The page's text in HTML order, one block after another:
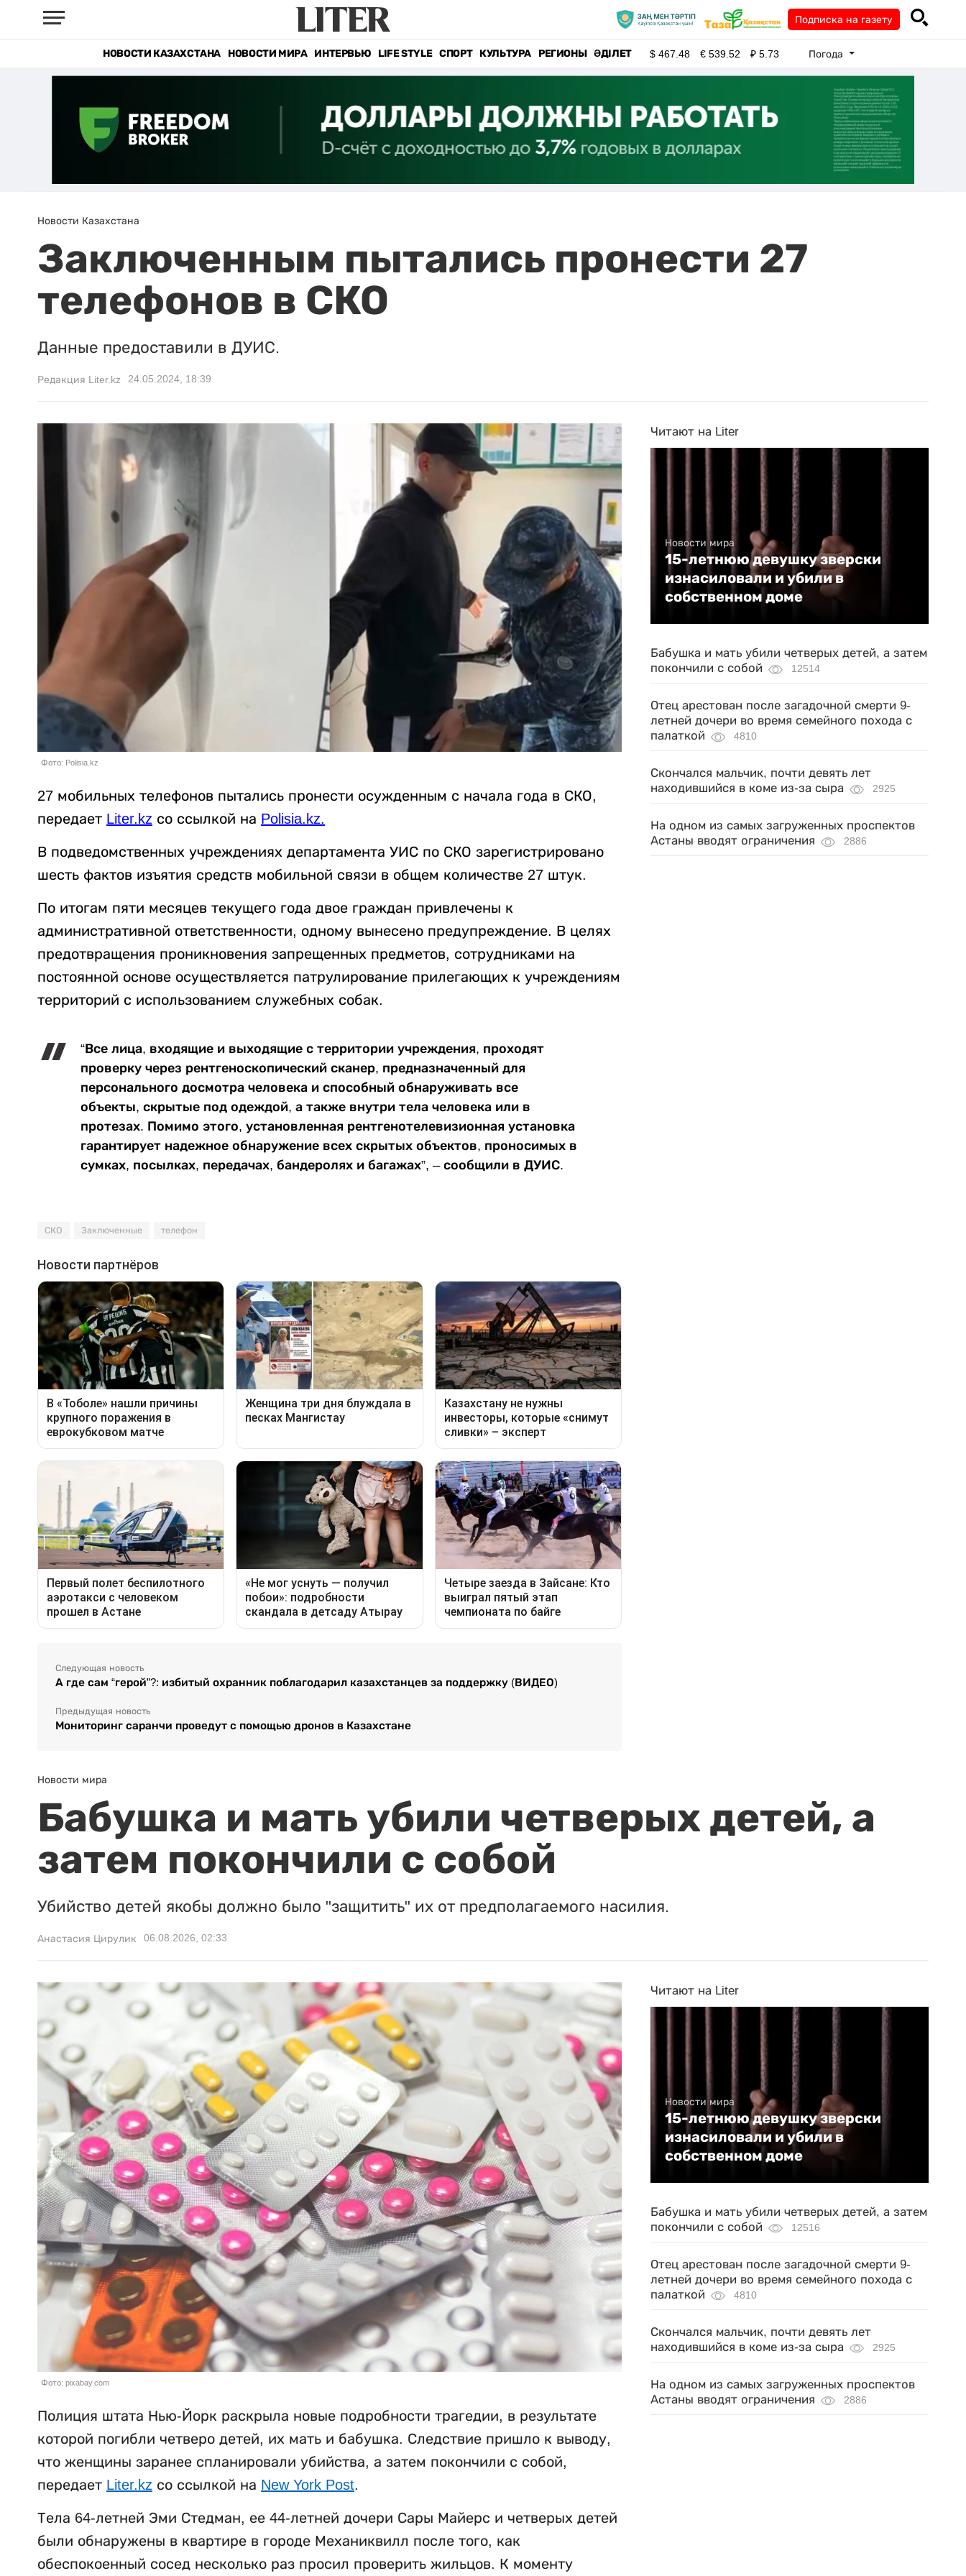
Подписка на газету
НОВОСТИ КАЗАХСТАНА НОВОСТИ МИРА ИНТЕРВЬЮ LIFE STYLE СПОРТ КУЛЬТУРА РЕГИОНЫ ӘДІЛЕТ $467.48 €539.52 ₽5.73 Погода
Новости Казахстана
Заключенным пытались пронести 27
телефонов в СКО
Данные предоставили в ДУИС.
Редакция Liter.kz 24.05.2024, 18:39
Фото: Polisia.kz
27 мобильных телефонов пытались пронести осужденным с начала года в СКО,
передает Liter.kz со ссылкой на Polisia.kz.
В подведомственных учреждениях департамента УИС по СКО зарегистрировано
шесть фактов изъятия средств мобильной связи в общем количестве 27 штук.
По итогам пяти месяцев текущего года двое граждан привлечены к
административной ответственности, одному вынесено предупреждение. В целях
предотвращения проникновения запрещенных предметов, сотрудниками на
постоянной основе осуществляется патрулирование прилегающих к учреждениям
территорий с использованием служебных собак.
“Все лица, входящие и выходящие с территории учреждения, проходят
проверку через рентгеноскопический сканер, предназначенный для
персонального досмотра человека и способный обнаруживать все
объекты, скрытые под одеждой, а также внутри тела человека или в
протезах. Помимо этого, установленная рентгенотелевизионная установка
гарантирует надежное обнаружение всех скрытых объектов, проносимых в
сумках, посылках, передачах, бандеролях и багажах”, – сообщили в ДУИС.
СКО Заключенные телефон
Следующая новость
А где сам “герой”?: избитый охранник поблагодарил казахстанцев за поддержку (ВИДЕО)
Предыдущая новость
Мониторинг саранчи проведут с помощью дронов в Казахстане
Читают на Liter
Новости мира
15-летнюю девушку зверски
изнасиловали и убили в
собственном доме
Бабушка и мать убили четверых детей, а затем
покончили с собой
12514
Отец арестован после загадочной смерти 9-
летней дочери во время семейного похода с
палаткой
4810
Скончался мальчик, почти девять лет
находившийся в коме из-за сыра
2925
На одном из самых загруженных проспектов
Астаны вводят ограничения
2886
Новости мира
Бабушка и мать убили четверых детей, а
затем покончили с собой
Убийство детей якобы должно было "защитить" их от предполагаемого насилия.
Анастасия Цирулик 06.08.2026, 02:33
Фото: pixabay.com
Полиция штата Нью-Йорк раскрыла новые подробности трагедии, в результате
которой погибли четверо детей, их мать и бабушка. Следствие пришло к выводу,
что женщины заранее спланировали убийства, а затем покончили с собой,
передает Liter.kz со ссылкой на New York Post.
Тела 64-летней Эми Стедман, ее 44-летней дочери Сары Майерс и четверых детей
были обнаружены в квартире в городе Механиквилл после того, как
обеспокоенный сосед несколько раз просил проверить жильцов. К моменту
Читают на Liter
Новости мира
15-летнюю девушку зверски
изнасиловали и убили в
собственном доме
Бабушка и мать убили четверых детей, а затем
покончили с собой
12516
Отец арестован после загадочной смерти 9-
летней дочери во время семейного похода с
палаткой
4810
Скончался мальчик, почти девять лет
находившийся в коме из-за сыра
2925
На одном из самых загруженных проспектов
Астаны вводят ограничения
2886